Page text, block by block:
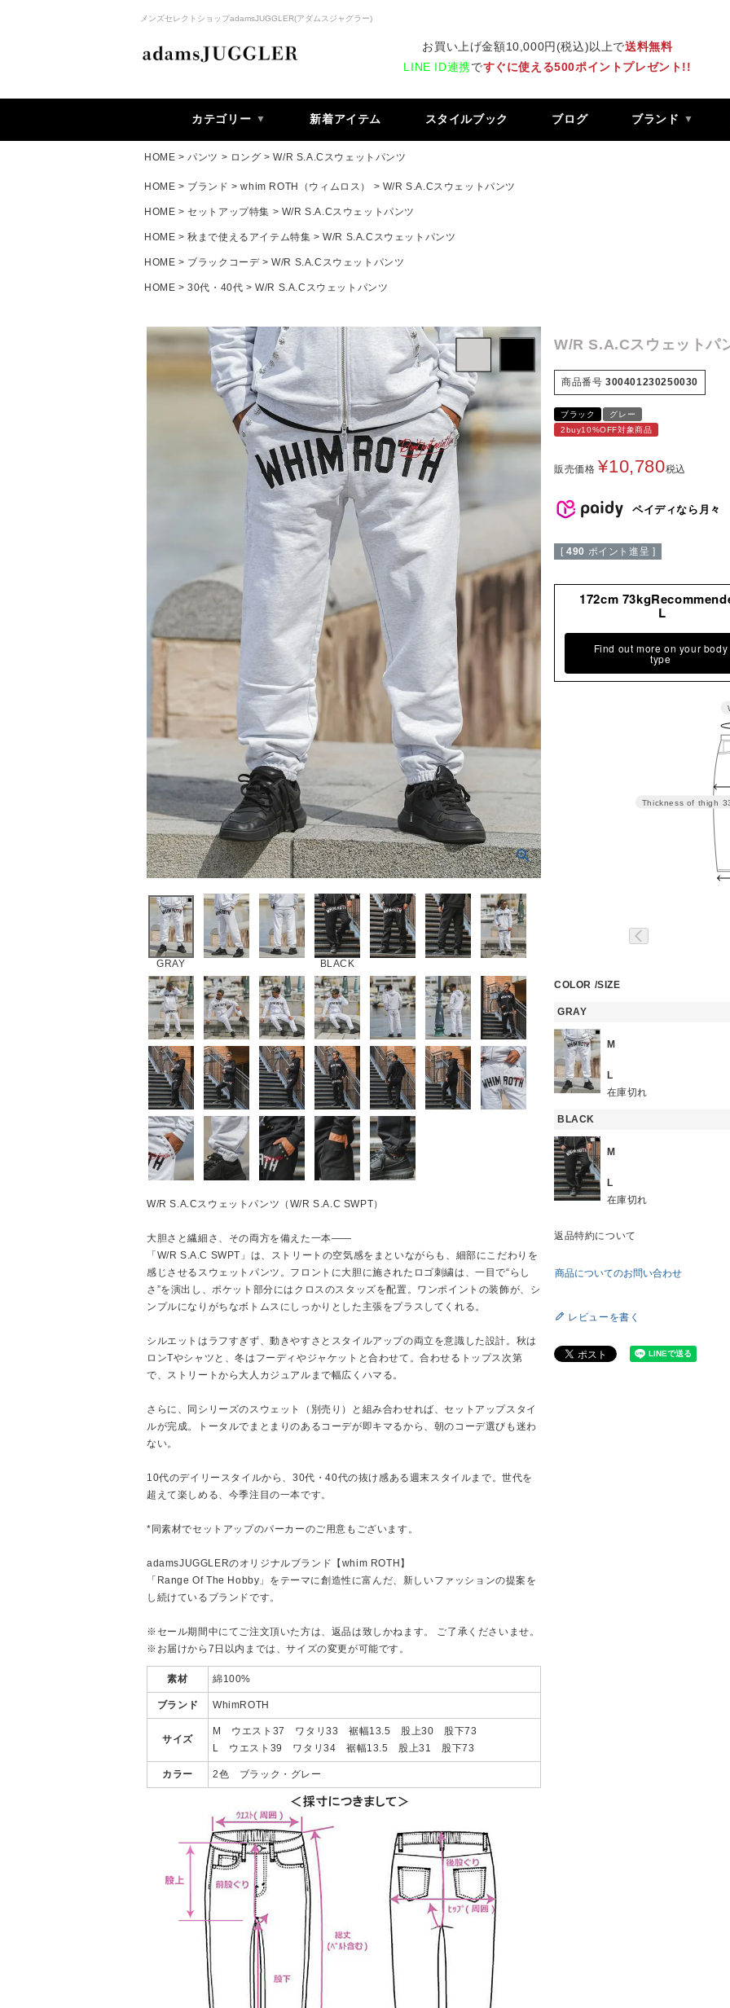
メンズセレクトショップadamsJUGGLER(アダムスジャグラー)
お買い上げ金額10,000円(税込)以上で送料無料
LINE ID連携ですぐに使える500ポイントプレゼント!!
カテゴリー 新着アイテム スタイルブック ブログ ブランド
HOME パンツ ロング W/R S.A.Cスウェットパンツ
HOME ブランド whim ROTH（ウィムロス） W/R S.A.Cスウェットパンツ
HOME セットアップ特集 W/R S.A.Cスウェットパンツ
HOME 秋まで使えるアイテム特集 W/R S.A.Cスウェットパンツ
HOME ブラックコーデ W/R S.A.Cスウェットパンツ
HOME 30代・40代 W/R S.A.Cスウェットパンツ
GRAY BLACK
W/R S.A.Cスウェットパンツ（W/R S.A.C SWPT）
大胆さと繊細さ、その両方を備えた一本――
「W/R S.A.C SWPT」は、ストリートの空気感をまといながらも、細部にこだわりを
感じさせるスウェットパンツ。フロントに大胆に施されたロゴ刺繍は、一目で“らし
さ”を演出し、ポケット部分にはクロスのスタッズを配置。ワンポイントの装飾が、シ
ンプルになりがちなボトムスにしっかりとした主張をプラスしてくれる。
シルエットはラフすぎず、動きやすさとスタイルアップの両立を意識した設計。秋は
ロンTやシャツと、冬はフーディやジャケットと合わせて。合わせるトップス次第
で、ストリートから大人カジュアルまで幅広くハマる。
さらに、同シリーズのスウェット（別売り）と組み合わせれば、セットアップスタイ
ルが完成。トータルでまとまりのあるコーデが即キマるから、朝のコーデ選びも迷わ
ない。
10代のデイリースタイルから、30代・40代の抜け感ある週末スタイルまで。世代を
超えて楽しめる、今季注目の一本です。
*同素材でセットアップのパーカーのご用意もございます。
adamsJUGGLERのオリジナルブランド【whim ROTH】
「Range Of The Hobby」をテーマに創造性に富んだ、新しいファッションの提案を
し続けているブランドです。
※セール期間中にてご注文頂いた方は、返品は致しかねます。 ご了承くださいませ。
※お届けから7日以内までは、サイズの変更が可能です。
素材 綿100%
ブランド WhimROTH
サイズ
M ウエスト37 ワタリ33 裾幅13.5 股上30 股下73
L ウエスト39 ワタリ34 裾幅13.5 股上31 股下73
カラー 2色 ブラック・グレー
W/R S.A.Cスウェットパ
商品番号 300401230250030
ブラック
グレー
2buy10%OFF対象商品
販売価格 ¥10,780税込
ペイディなら月々
[ 490 ポイント進呈 ]
172cm
L
Find out more on your body
type
Thickness of thigh
COLOR SIZE
GRAY
M
L
在庫切れ
BLACK
M
L
在庫切れ
返品特約について
商品についてのお問い合わせ
レビューを書く